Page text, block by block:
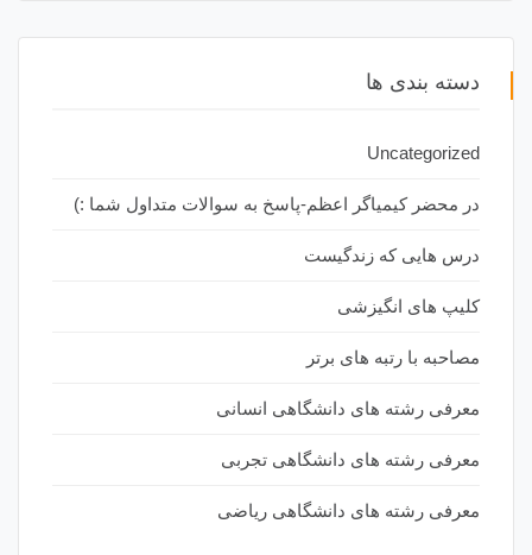
دسته بندی ها
Uncategorized
در محضر کیمیاگر اعظم-پاسخ به سوالات متداول شما :)
درس هایی که زندگیست
کلیپ های انگیزشی
مصاحبه با رتبه های برتر
معرفی رشته های دانشگاهی انسانی
معرفی رشته های دانشگاهی تجربی
معرفی رشته های دانشگاهی ریاضی